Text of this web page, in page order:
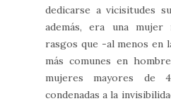
dedicarse a vicisitudes
además, era una mujer
rasgos que -al menos en
más comunes en
mujeres mayores de
condenadas a la